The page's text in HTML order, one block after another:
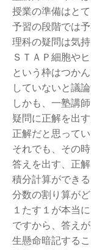
授業の準備はと
予習の段階では
理科の疑問は気
ＳＴＡＰ細胞や
という枠はつか
していないと議
しかも、一塾講
疑問に正解を出
正解だと思って
それでも、その
答えを出す、正
積分計算ができ
分数の割り算が
１たす１が本当
ですから、答え
生懸命暗記する